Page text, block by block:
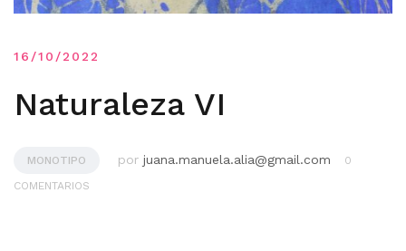
16/10/2022
Naturaleza VI
MONOTIPO por juana.manuela.alia@gmail.com
0
COMENTARIOS